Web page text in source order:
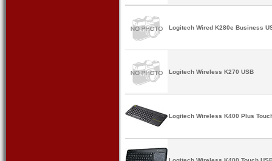
Logitech Wired K280e Business
Logitech Wireless K270 USB
Logitech Wireless K400 Plus